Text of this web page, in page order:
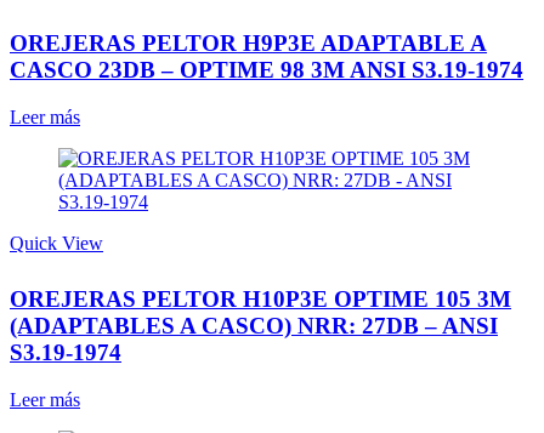
OREJERAS PELTOR H9P3E ADAPTABLE A
CASCO 23DB – OPTIME 98 3M ANSI S3.19-1974
Leer más
Quick View
OREJERAS PELTOR H10P3E OPTIME 105 3M
(ADAPTABLES A CASCO) NRR: 27DB – ANSI
S3.19-1974
Leer más